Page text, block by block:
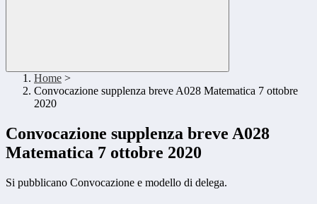
Home >
Convocazione supplenza breve A028 Matematica 7 ottobre
2020
Convocazione supplenza breve A028
Matematica 7 ottobre 2020
Si pubblicano Convocazione e modello di delega.